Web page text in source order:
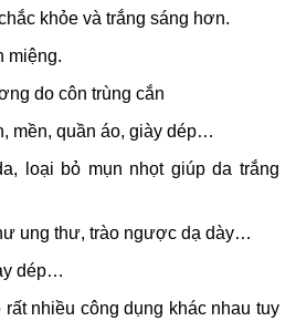
khỏe và trắng sáng hơn.
miệng.
do côn trùng cắn
mền, quần áo, giày dép…
loại bỏ mụn nhọt giúp da trắng
ung thư, trào ngược dạ dày…
dép…
rất nhiều công dụng khác nhau tuy